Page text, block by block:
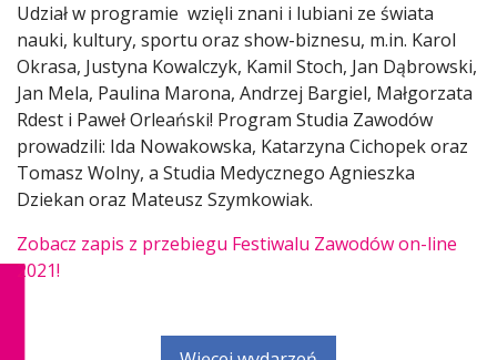
Udział w programie wzięli znani i lubiani ze świata
nauki, kultury, sportu oraz show-biznesu, m.in. Karol
Okrasa, Justyna Kowalczyk, Kamil Stoch, Jan Dąbrowski,
Jan Mela, Paulina Marona, Andrzej Bargiel, Małgorzata
Rdest i Paweł Orleański! Program Studia Zawodów
prowadzili: Ida Nowakowska, Katarzyna Cichopek oraz
Tomasz Wolny, a Studia Medycznego Agnieszka
Dziekan oraz Mateusz Szymkowiak.
Zobacz zapis z przebiegu Festiwalu Zawodów on-line
2021!